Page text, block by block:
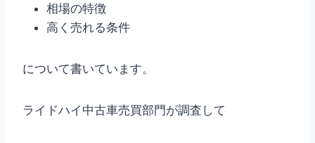
相場の特徴
高く売れる条件
について書いています。
ライドハイ中古車売買部門が調査して